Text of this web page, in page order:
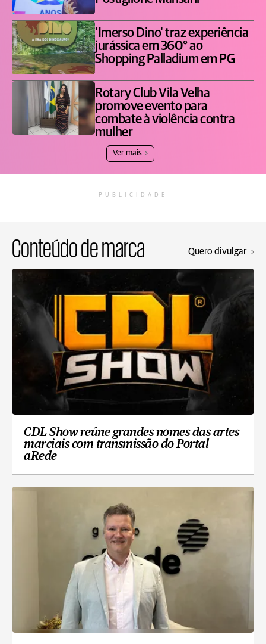
'Imerso Dino' traz experiência
jurássica em 360° ao
Shopping Palladium em PG
Rotary Club Vila Velha
promove evento para
combate à violência contra
mulher
Ver mais
PUBLICIDADE
Conteúdo de marca Quero divulgar
CDL Show reúne grandes nomes das artes
marciais com transmissão do Portal
aRede